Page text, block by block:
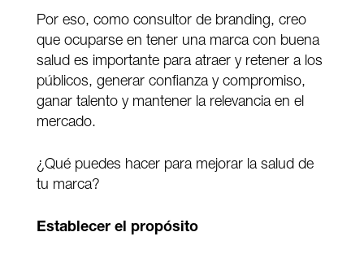
Por eso, como consultor de branding, creo
que ocuparse en tener una marca con buena
salud es importante para atraer y retener a los
públicos, generar confianza y compromiso,
ganar talento y mantener la relevancia en el
mercado.
¿Qué puedes hacer para mejorar la salud de
tu marca?
Establecer el propósito